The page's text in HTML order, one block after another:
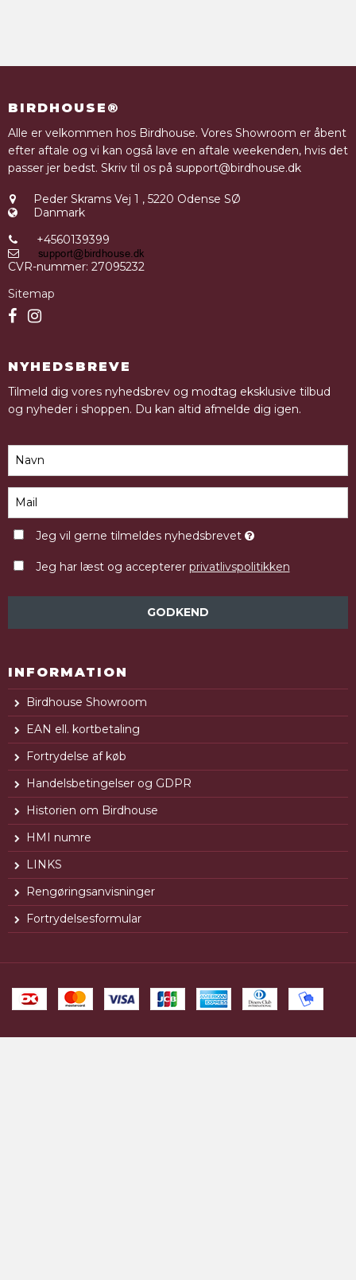
BIRDHOUSE®
Alle er velkommen hos Birdhouse. Vores Showroom er åbent
efter aftale og vi kan også lave en aftale weekenden, hvis det
passer jer bedst. Skriv til os på support@birdhouse.dk
Peder Skrams Vej 1 , 5220 Odense SØ
Danmark
+4560139399
CVR-nummer: 27095232
Sitemap
NYHEDSBREVE
Tilmeld dig vores nyhedsbrev og modtag eksklusive tilbud
og nyheder i shoppen. Du kan altid afmelde dig igen.
Jeg vil gerne tilmeldes nyhedsbrevet
Jeg har læst og accepterer privatlivspolitikken
GODKEND
INFORMATION
Birdhouse Showroom
EAN ell. kortbetaling
Fortrydelse af køb
Handelsbetingelser og GDPR
Historien om Birdhouse
HMI numre
LINKS
Rengøringsanvisninger
Fortrydelsesformular